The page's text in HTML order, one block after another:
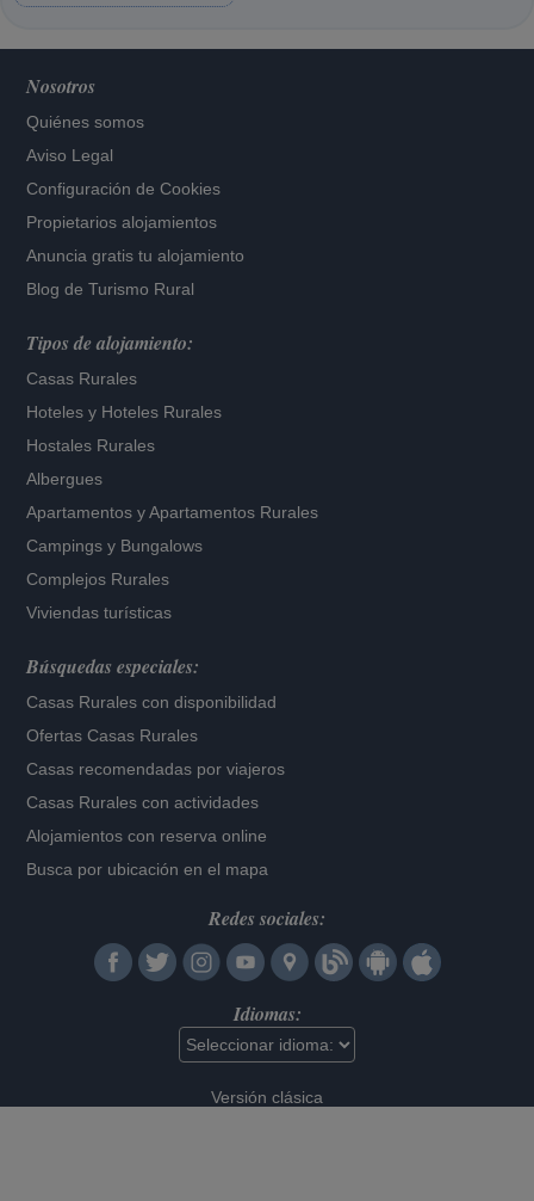
Nosotros
Quiénes somos
Aviso Legal
Configuración de Cookies
Propietarios alojamientos
Anuncia gratis tu alojamiento
Blog de Turismo Rural
Tipos de alojamiento:
Casas Rurales
Hoteles y Hoteles Rurales
Hostales Rurales
Albergues
Apartamentos yApartamentos Rurales
Campings y Bungalows
Complejos Rurales
Viviendas turísticas
Búsquedas especiales:
Casas Rurales con disponibilidad
Ofertas Casas Rurales
Casas recomendadas por viajeros
Casas Rurales con actividades
Alojamientos con reserva online
Busca por ubicación en el mapa
Redes sociales:
Idiomas:
Versión clásica